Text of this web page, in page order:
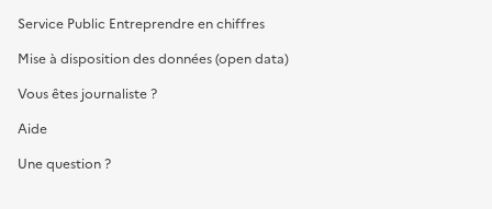
Service Public Entreprendre en chiffres
Mise à disposition des données (open data)
Vous êtes journaliste ?
Aide
Une question ?